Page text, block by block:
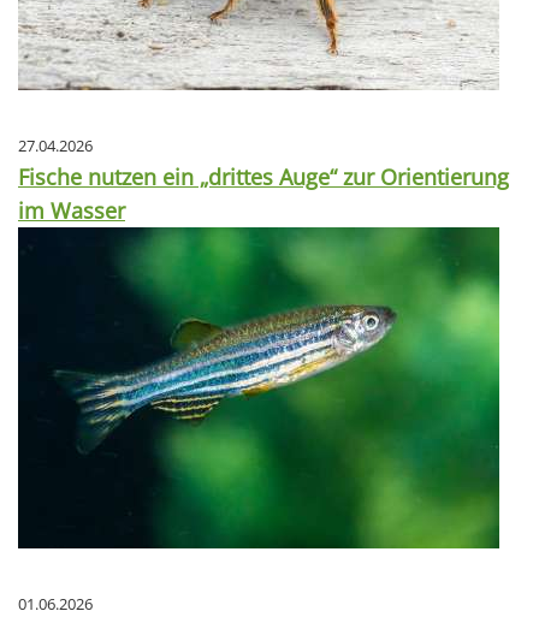
27.04.2026
Fische nutzen ein „drittes Auge“ zur Orientierung
im Wasser
01.06.2026